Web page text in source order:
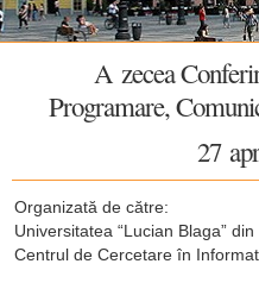
A zecea
Programare,
27
Organizată de către:
Universitatea “Lucian Blaga”
Centrul de Cercetare în